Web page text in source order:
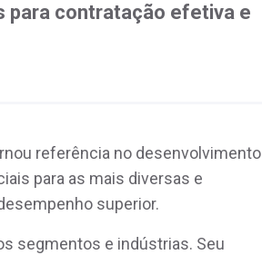
para contratação efetiva e
referência no desenvolvimento
para as mais diversas e
superior.
segmentos e indústrias. Seu